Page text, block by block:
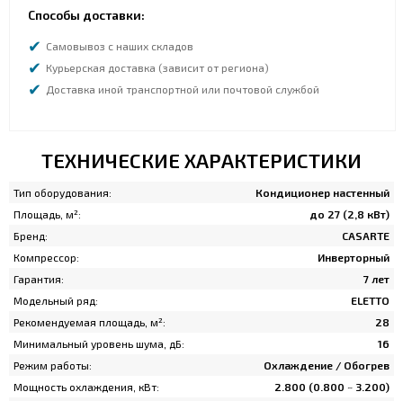
Способы доставки:
Самовывоз с наших складов
Курьерская доставка (зависит от региона)
Доставка иной транспортной или почтовой службой
ТЕХНИЧЕСКИЕ ХАРАКТЕРИСТИКИ
Тип оборудования:
Кондиционер настенный
Площадь, м²:
до 27 (2,8 кВт)
Бренд:
CASARTE
Компрессор:
Инверторный
Гарантия:
7 лет
Модельный ряд:
ELETTO
Рекомендуемая площадь, м²:
28
Минимальный уровень шума, дБ:
16
Режим работы:
Охлаждение / Обогрев
Мощность охлаждения, кВт:
2.800 (0.800 ~ 3.200)